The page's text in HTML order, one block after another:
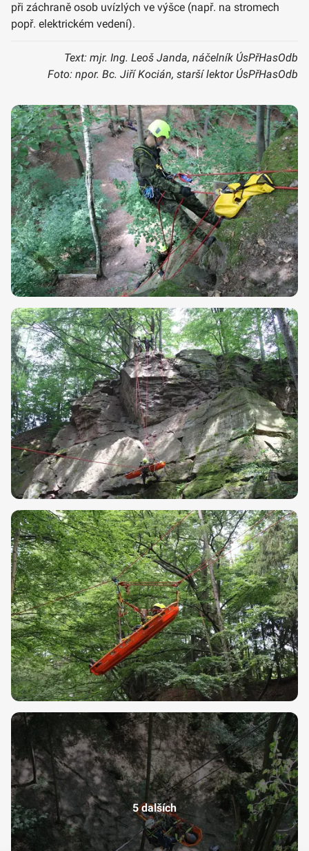
při záchraně osob uvízlých ve výšce (např. na stromech
popř. elektrickém vedení).
Text: mjr. Ing. Leoš Janda, náčelník ÚsPřHasOdb
Foto: npor. Bc. Jiří Kocián, starší lektor ÚsPřHasOdb
5 dalších